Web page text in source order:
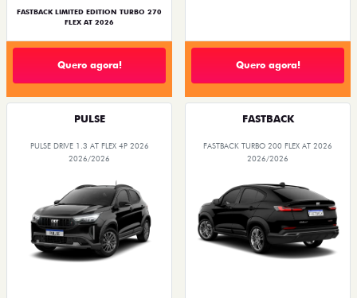
FASTBACK LIMITED EDITION TURBO 270
FLEX AT 2026
Quero agora! Quero agora!
PULSE
PULSE DRIVE 1.3 AT FLEX 4P 2026
2026/2026
FASTBACK
FASTBACK TURBO 200 FLEX AT 2026
2026/2026